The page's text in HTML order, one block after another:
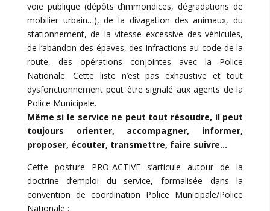
voie publique (dépôts d’immondices, dégradations de
mobilier urbain…), de la divagation des animaux, du
stationnement, de la vitesse excessive des véhicules,
de l’abandon des épaves, des infractions au code de la
route, des opérations conjointes avec la Police
Nationale. Cette liste n’est pas exhaustive et tout
dysfonctionnement peut être signalé aux agents de la
Police Municipale.
Même si le service ne peut tout résoudre, il peut
toujours orienter, accompagner, informer,
proposer, écouter, transmettre, faire suivre…
Cette posture PRO-ACTIVE s’articule autour de la
doctrine d’emploi du service, formalisée dans la
convention de coordination Police Municipale/Police
Nationale :